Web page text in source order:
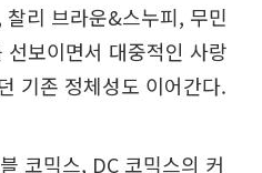
리 브라운&스누피, 무민
보이면서 대중적인 사랑
기존 정체성도 이어간다.
코믹스, DC 코믹스의 커